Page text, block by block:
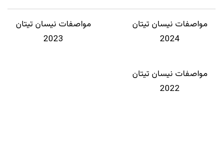
مواصفات نيسان تيتان
2024
مواصفات نيسان تيتان
2023
مواصفات نيسان تيتان
2022